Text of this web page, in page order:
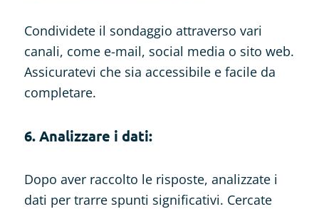
Condividete il sondaggio attraverso vari
canali, come e-mail, social media o sito web.
Assicuratevi che sia accessibile e facile da
completare.
6. Analizzare i dati:
Dopo aver raccolto le risposte, analizzate i
dati per trarre spunti significativi. Cercate